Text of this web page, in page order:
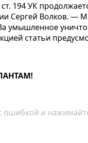
194 УК
Сергей Волков. —
умышленное
статьи
ошибкой и